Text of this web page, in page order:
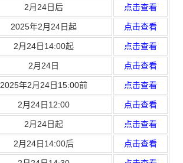
2月24日后 点击查看
2025年2月24日起 点击查看
2月24日14:00起 点击查看
2月24日 点击查看
2025年2月24日15:00前 点击查看
2月24日12:00 点击查看
2月24日起 点击查看
2月24日14:00后 点击查看